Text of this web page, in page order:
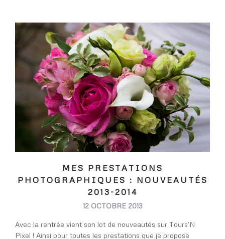
MES PRESTATIONS
PHOTOGRAPHIQUES : NOUVEAUTÉS
2013-2014
12 OCTOBRE 2013
Avec la rentrée vient son lot de nouveautés sur Tours’N
Pixel ! Ainsi pour toutes les prestations que je propose